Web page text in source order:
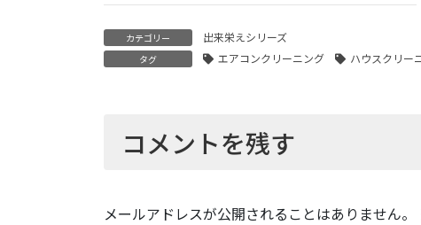
カテゴリー 出来栄えシリーズ
タグ エアコンクリーニング ハウスクリー
コメントを残す
メールアドレスが公開されることはありません。